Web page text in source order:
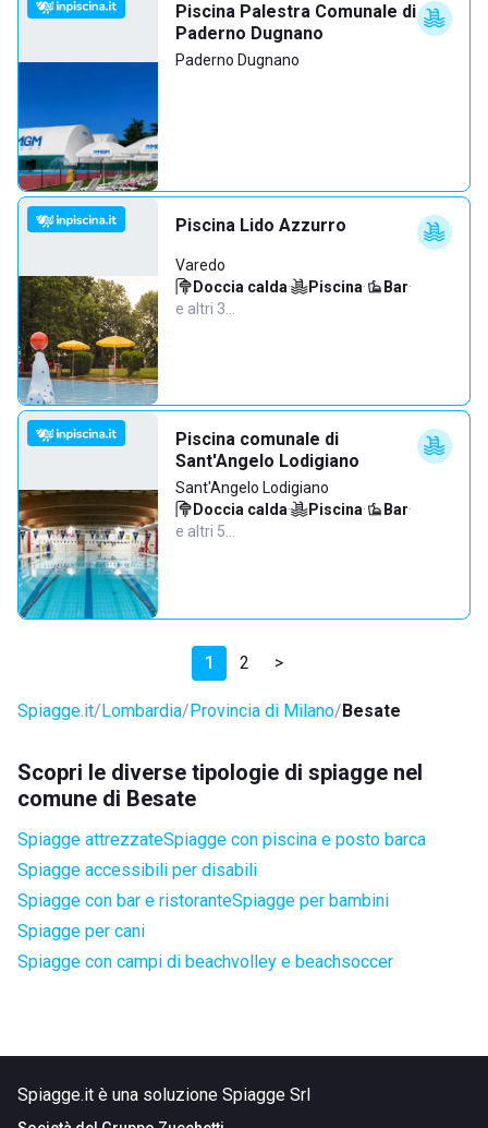
Piscina Palestra Comunale di
Paderno Dugnano
Paderno Dugnano
Piscina Lido Azzurro
Varedo
Doccia calda· Piscina· Bar·
e altri 3…
Piscina comunale di
Sant'Angelo Lodigiano
Sant'Angelo Lodigiano
Doccia calda· Piscina· Bar·
e altri 5…
1 2 >
Spiagge.it Lombardia Provincia di Milano Besate
Scopri le diverse tipologie di spiagge nel
comune di Besate
Spiagge attrezzateSpiagge con piscina e posto barca
Spiagge accessibili per disabili
Spiagge con bar e ristoranteSpiagge per bambini
Spiagge per cani
Spiagge con campi di beachvolley e beachsoccer
Spiagge.it è una soluzione Spiagge Srl